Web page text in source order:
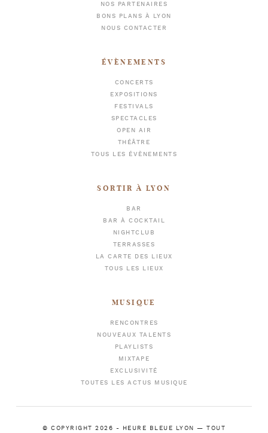
NOS PARTENAIRES
BONS PLANS À LYON
NOUS CONTACTER
ÉVÈNEMENTS
CONCERTS
EXPOSITIONS
FESTIVALS
SPECTACLES
OPEN AIR
THÉÂTRE
TOUS LES ÉVÈNEMENTS
SORTIR À LYON
BAR
BAR À COCKTAIL
NIGHTCLUB
TERRASSES
LA CARTE DES LIEUX
TOUS LES LIEUX
MUSIQUE
RENCONTRES
NOUVEAUX TALENTS
PLAYLISTS
MIXTAPE
EXCLUSIVITÉ
TOUTES LES ACTUS MUSIQUE
© COPYRIGHT 2026 - HEURE BLEUE LYON — TOUT